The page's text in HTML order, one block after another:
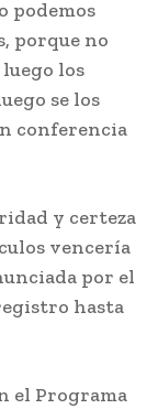
podemos
porque no
los
se los
conferencia
y certeza
vencería
por el
hasta
el Programa